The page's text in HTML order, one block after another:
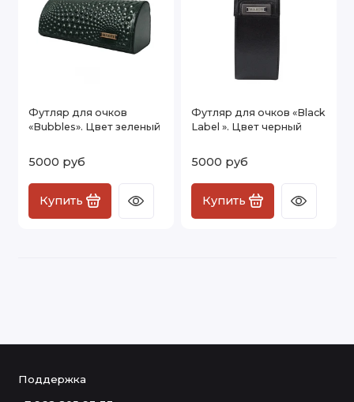
Футляр для очков
«Bubbles». Цвет зеленый
5000 руб
Купить
Футляр для очков «Black
Label ». Цвет черный
5000 руб
Купить
Поддержка